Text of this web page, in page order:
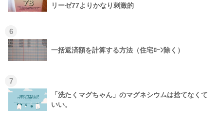
リーゼ77よりかなり刺激的
6
一括返済額を計算する方法（住宅ﾛｰﾝ除く）
7
「洗たくマグちゃん」のマグネシウムは捨てなくて
いい。